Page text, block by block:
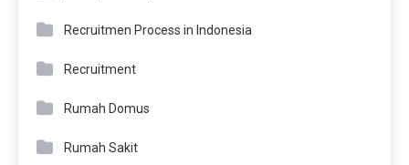
Recruitmen Process in Indonesia
Recruitment
Rumah Domus
Rumah Sakit